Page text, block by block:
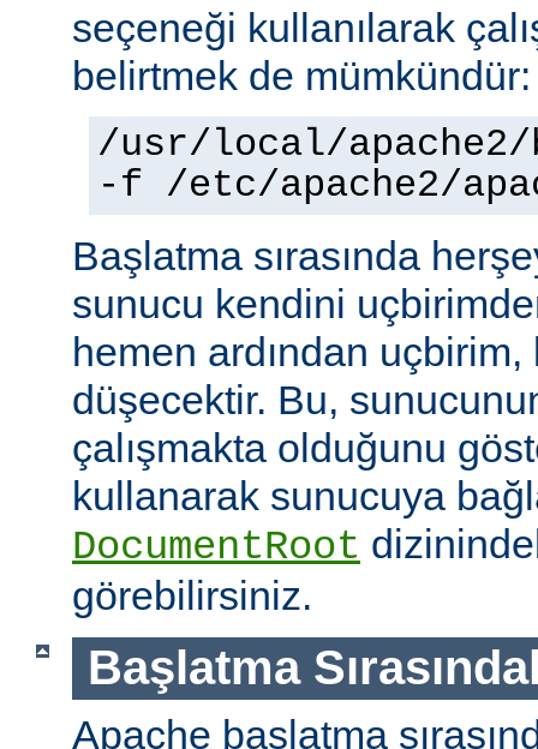
seçeneği kullanılarak
belirtmek de mümkündür:
/usr/local/
-f /etc/apache2/
Başlatma sırasında
sunucu kendini
hemen ardından
düşecektir. Bu,
çalışmakta olduğunu
kullanarak sunucuya
DocumentRoot
görebilirsiniz.
Başlatma
Apache başlatma